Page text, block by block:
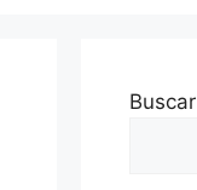
Buscar